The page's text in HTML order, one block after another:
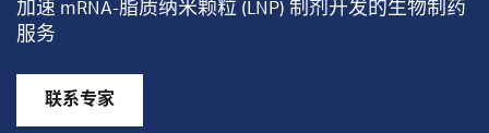
加速 mRNA-脂质纳米颗粒 (LNP) 制剂开发的生物制药
服务
联系专家